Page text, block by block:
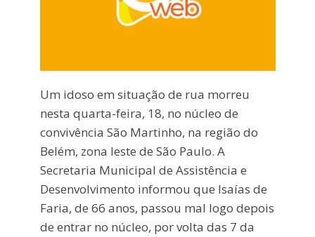
Um idoso em situação de rua morreu
nesta quarta-feira, 18, no núcleo de
convivência São Martinho, na região do
Belém, zona leste de São Paulo. A
Secretaria Municipal de Assistência e
Desenvolvimento informou que Isaías de
Faria, de 66 anos, passou mal logo depois
de entrar no núcleo, por volta das 7 da